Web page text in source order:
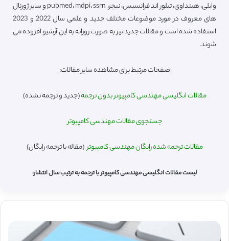
وایلی، هینداوی، تیلور اند فرانسیس، نیچر، pubmed، mdpi، ssrn و سایر ژورنال
های معروف در مورد موضوعات مختلف جدید و علمی سال 2022 و 2023
استفاده شده است و مقالات جدید نیز به صورت روزانه به این آرشیو افزوده می
شوند.
صفحات مرتبط برای مشاهده سایر مقالات:
مقالات انگلیسی مهندسی کامپیوتر بدون ترجمه(جدید و ترجمه نشده)
جستجوی مقالات مهندسی کامپیوتر
مقالات ترجمه شده رایگان مهندسی کامپیوتر(مقاله با ترجمه رایگان)
لیست مقالات انگلیسی مهندسی کامپیوتر با ترجمه به ترتیب سال انتشار: